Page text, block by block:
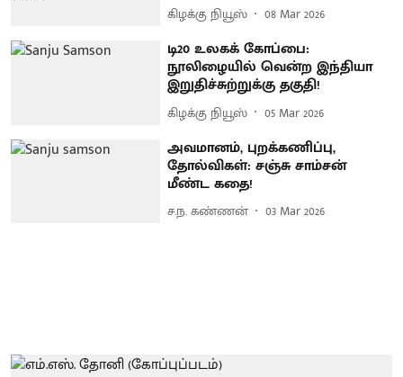
கிழக்கு நியூஸ் 08 Mar 2026
டி20 உலகக் கோப்பை:
நூலிழையில் வென்ற இந்தியா
இறுதிச்சுற்றுக்கு தகுதி!
கிழக்கு நியூஸ் 05 Mar 2026
அவமானம், புறக்கணிப்பு,
தோல்விகள்: சஞ்சு சாம்சன்
மீண்ட கதை!
ச.ந. கண்ணன் 03 Mar 2026